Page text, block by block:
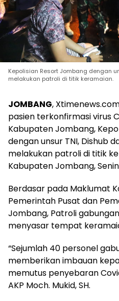
Kepolisian Resort Jombang dengan
melakukan patroli di titik keramaian.
JOMBANG,
pasien terkonfirmasi virus
Kabupaten Jombang,
dengan unsur TNI, Dishub
melakukan patroli di titik
Kabupaten Jombang,
Berdasar pada Maklumat
Pemerintah Pusat dan
Jombang, Patroli
menyasar tempat
“Sejumlah 40 personel
memberikan imbauan
memutus penyebaran
AKP Moch. Mukid, SH.